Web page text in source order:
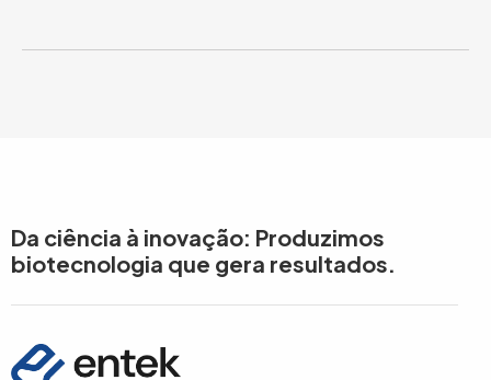
Da ciência à inovação: Produzimos
biotecnologia que gera resultados.